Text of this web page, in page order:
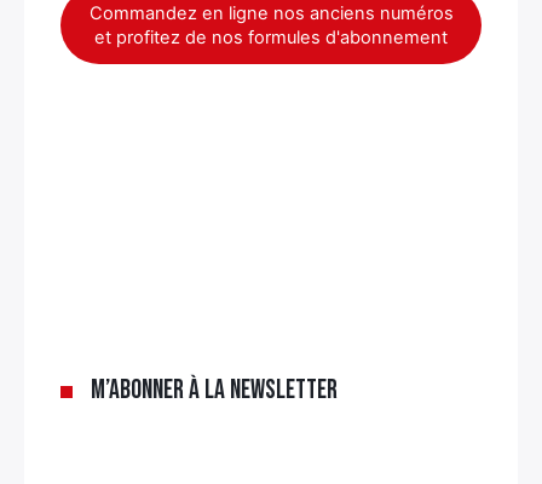
Commandez en ligne nos anciens numéros
et profitez de nos formules d'abonnement
M’abonner à la newsletter